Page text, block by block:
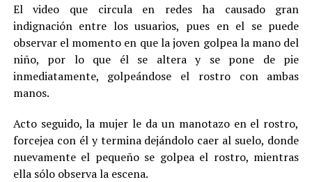
El video que circula en redes ha causado gran
indignación entre los usuarios, pues en el se puede
observar el momento en que la joven golpea la mano del
niño, por lo que él se altera y se pone de pie
inmediatamente, golpeándose el rostro con ambas
manos.
Acto seguido, la mujer le da un manotazo en el rostro,
forcejea con él y termina dejándolo caer al suelo, donde
nuevamente el pequeño se golpea el rostro, mientras
ella sólo observa la escena.